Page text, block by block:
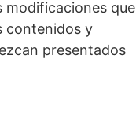
modificaciones que
contenidos y
presentados